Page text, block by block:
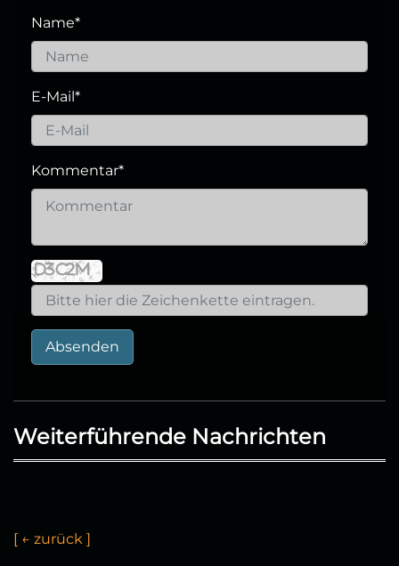
Name*
E-Mail*
Kommentar*
Absenden
Weiterführende Nachrichten
[ ← zurück ]